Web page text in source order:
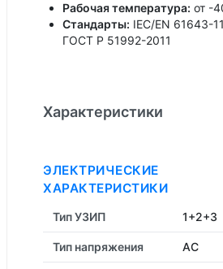
Рабочая температура: от -
Стандарты: IEC/EN 61643-
ГОСТ Р 51992-2011
Характеристики
ЭЛЕКТРИЧЕСКИЕ
ХАРАКТЕРИСТИКИ
Тип УЗИП 1+2+3
Тип напряжения AC